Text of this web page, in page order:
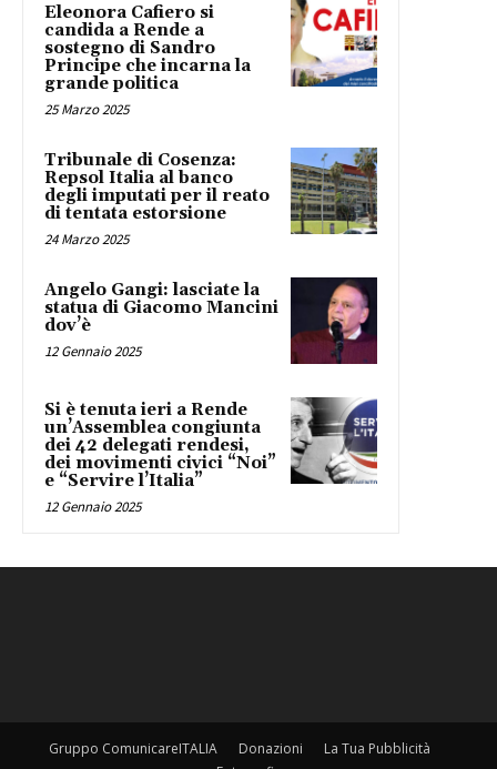
Eleonora Cafiero si
candida a Rende a
sostegno di Sandro
Principe che incarna la
grande politica
25 Marzo 2025
Tribunale di Cosenza:
Repsol Italia al banco
degli imputati per il reato
di tentata estorsione
24 Marzo 2025
Angelo Gangi: lasciate la
statua di Giacomo Mancini
dov’è
12 Gennaio 2025
Si è tenuta ieri a Rende
un’Assemblea congiunta
dei 42 delegati rendesi,
dei movimenti civici “Noi”
e “Servire l’Italia”
12 Gennaio 2025
Gruppo ComunicareITALIA Donazioni
La Tua Pubblicità